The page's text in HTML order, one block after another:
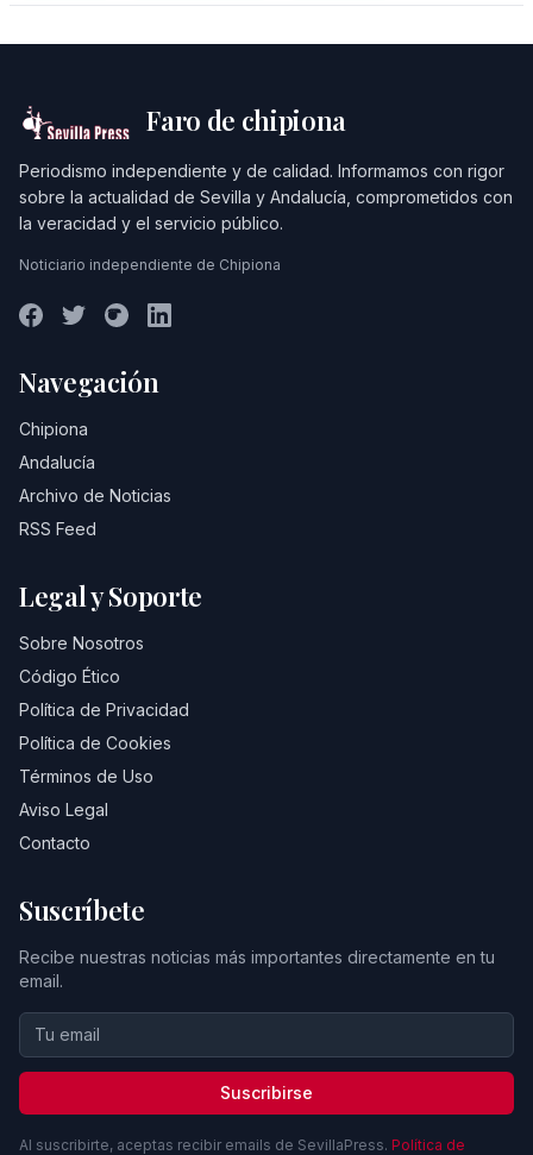
Faro de chipiona
Periodismo independiente y de calidad. Informamos con rigor
sobre la actualidad de Sevilla y Andalucía, comprometidos con
la veracidad y el servicio público.
Noticiario independiente de Chipiona
Navegación
Chipiona
Andalucía
Archivo de Noticias
RSS Feed
Legal y Soporte
Sobre Nosotros
Código Ético
Política de Privacidad
Política de Cookies
Términos de Uso
Aviso Legal
Contacto
Suscríbete
Recibe nuestras noticias más importantes directamente en tu
email.
Suscribirse
Al suscribirte, aceptas recibir emails de SevillaPress. Política de